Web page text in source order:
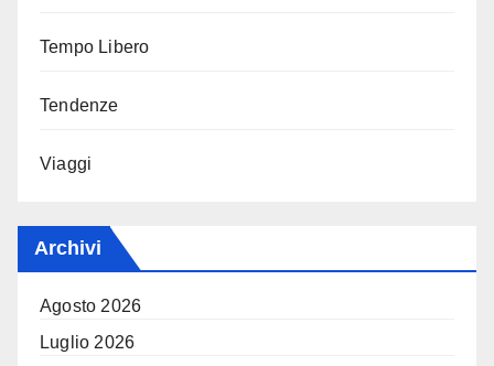
Tempo Libero
Tendenze
Viaggi
Archivi
Agosto 2026
Luglio 2026